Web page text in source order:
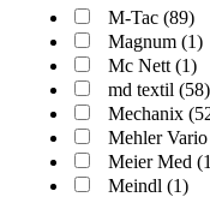
M-Tac (89)
Magnum (1)
Mc Nett (1)
md textil (58)
Mechanix
Mehler
Meier Med
Meindl (1)